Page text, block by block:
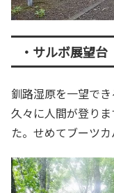
・サルボ展望台
釧路湿原を一望でき
久々に人間が登り
た。せめてブーツ